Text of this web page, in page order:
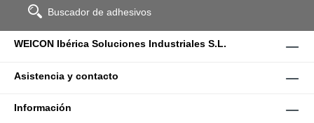
Buscador de adhesivos
WEICON Ibérica Soluciones Industriales S.L.
Asistencia y contacto
Información